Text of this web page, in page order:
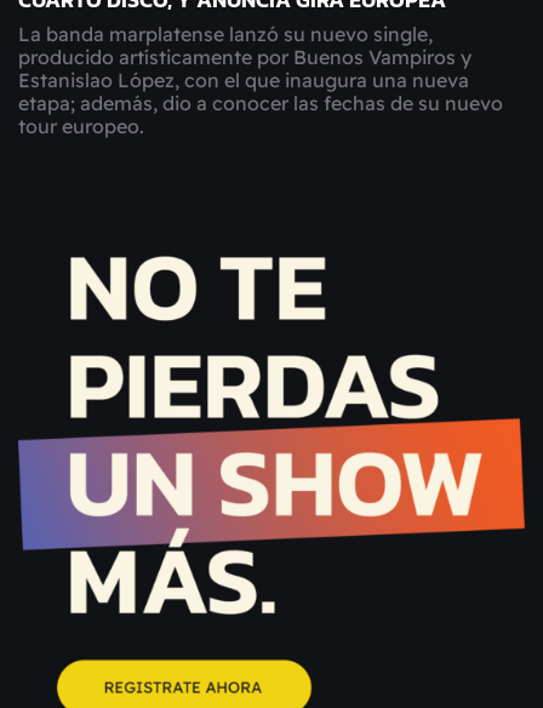
La banda marplatense lanzó su nuevo single,
producido artísticamente por Buenos Vampiros y
Estanislao López, con el que inaugura una nueva
etapa; además, dio a conocer las fechas de su nuevo
tour europeo.